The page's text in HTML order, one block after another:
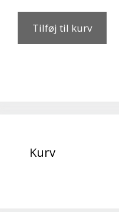
Tilføj til kurv
Kurv